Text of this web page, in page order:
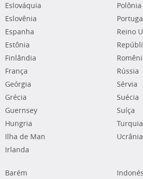
Eslováquia
Eslovênia
Espanha
Estônia
Finlândia
França
Geórgia
Grécia
Guernsey
Hungria
Ilha de Man
Irlanda
Polônia
Reino
Rússia
Sérvia
Suécia
Suíça
Turquia
Ucrânia
Barém